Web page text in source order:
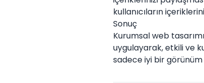
kullanıcıların
Sonuç
Kurumsal web
uygulayarak, etkili ve
sadece iyi bir görünüm